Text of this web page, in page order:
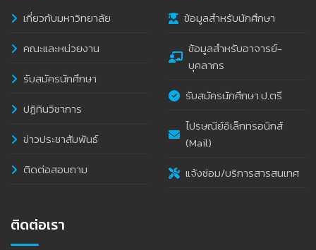
เกี่ยวกับมหาวิทยาลัย
คณะและหน่วยงาน
รับสมัครนักศึกษา
ปฏิทินวิชาการ
ข่าวประชาสัมพันธ์
ติดต่อสอบถาม
ข้อมูลสำหรับนักศึกษา
ข้อมูลสำหรับอาจารย์-
บุคลากร
รับสมัครนักศึกษา ป.ตรี
ไปรษณีย์อิเล็กทรอนิกส์
(Mail)
แจ้งซ่อม/บริการสารสนเทศ
ติดต่อเรา